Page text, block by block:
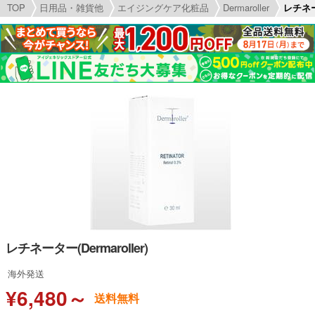
TOP 日用品・雑貨他 エイジングケア化粧品 Dermaroller レチ
レチネーター(Dermaroller)
海外発送
¥6,480～ 送料無料